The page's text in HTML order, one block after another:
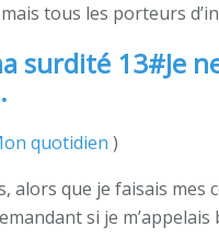
tous les porteurs
surdité 13#Je
quotidien )
alors que je faisais mes
si je m’appelais